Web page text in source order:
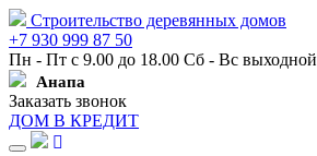
Строительство деревянных домов
+7 930 999 87 50
Пн - Пт с 9.00 до 18.00 Сб - Вс выходной
Анапа
Заказать звонок
ДОМ В КРЕДИТ